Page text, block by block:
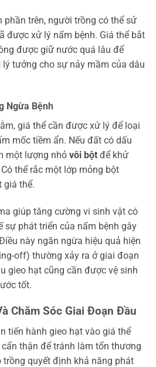
phần trên, người trồng có thể sử
được xử lý nấm bệnh. Giá thể bắt
được giữ nước quá lâu để
tưởng cho sự nảy mầm của dâu
Ngừa Bệnh
giá thể cần được xử lý để loại
mốc tiềm ẩn. Nếu đất có dấu
một lượng nhỏ vôi bột để khử
thể rắc một lớp mỏng bột
giá thể.
giúp tăng cường vi sinh vật có
sự phát triển của nấm bệnh gây
này ngăn ngừa hiệu quả hiện
off) thường xảy ra ở giai đoạn
gieo hạt cũng cần được vệ sinh
tốt.
Chăm Sóc Giai Đoạn Đầu
tiến hành gieo hạt vào giá thể
thận để tránh làm tổn thương
trồng quyết định khả năng phát